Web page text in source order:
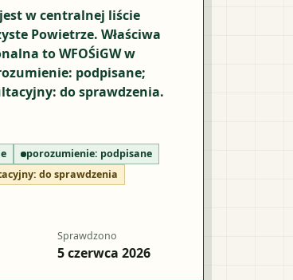
w centralnej liście
Powietrze. Właściwa
to WFOŚiGW w
podpisane;
do sprawdzenia.
porozumienie: podpisane
do sprawdzenia
Sprawdzono
5 czerwca 2026